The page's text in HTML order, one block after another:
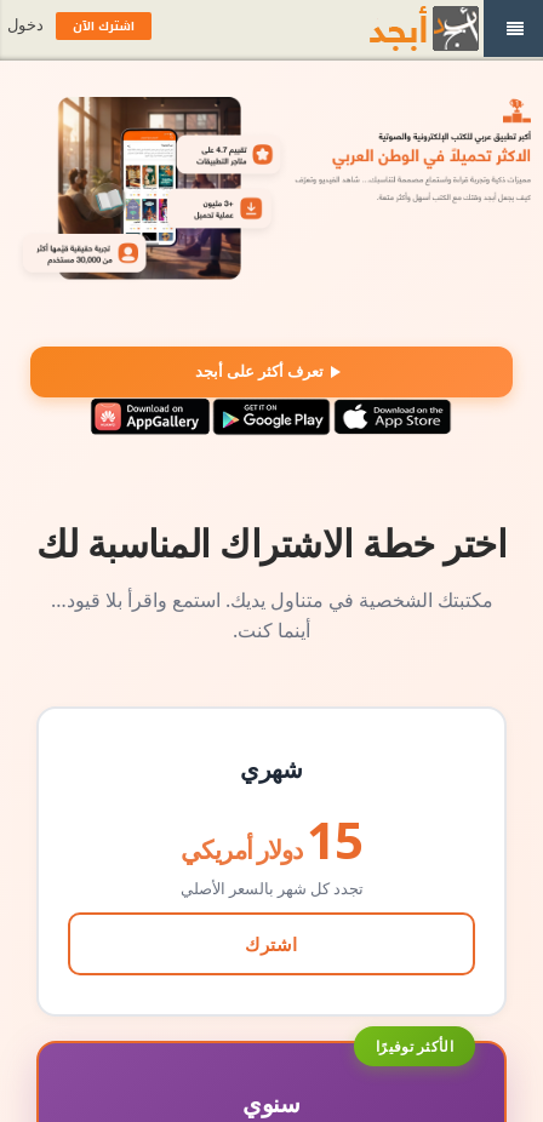
تعرف أكثر على أبجد
اختر خطة الاشتراك المناسبة لك
مكتبتك الشخصية في متناول يديك. استمع واقرأ بلا قيود…
أينما كنت.
شهري
15 دولار أمريكي
تجدد كل شهر بالسعر الأصلي
اشترك
الأكثر توفيرًا
سنوي
اشترك الآن دخول